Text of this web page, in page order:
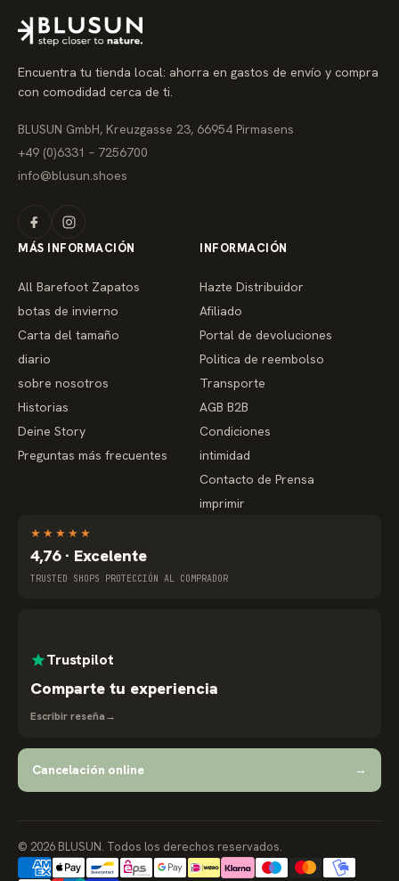
r
e
l
a
Encuentra tu tienda local: ahorra en gastos de envío y compra
con comodidad cerca de ti.
BLUSUN GmbH, Kreuzgasse 23, 66954 Pirmasens
+49 (0)6331 – 7256700
info@blusun.shoes
MÁS INFORMACIÓN
All Barefoot Zapatos
botas de invierno
Carta del tamaño
diario
sobre nosotros
Historias
Deine Story
Preguntas más frecuentes
INFORMACIÓN
Hazte Distribuidor
Afiliado
Portal de devoluciones
Politica de reembolso
Transporte
AGB B2B
Condiciones
intimidad
Contacto de Prensa
imprimir
★ ★ ★ ★ ★
4,76 · Excelente
TRUSTED SHOPS PROTECCIÓN AL COMPRADOR
Trustpilot
Comparte tu experiencia
Escribir reseña→
Cancelación online →
© 2026 BLUSUN. Todos los derechos reservados.